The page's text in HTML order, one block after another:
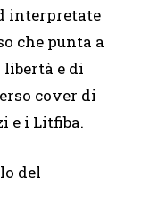
interpretate
che punta a
e di
cover di
e i Litfiba.
del